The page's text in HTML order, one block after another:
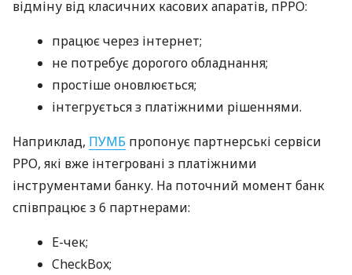
відміну від класичних касових апаратів, пРРО:
працює через інтернет;
не потребує дорогого обладнання;
простіше оновлюється;
інтегрується з платіжними рішеннями.
Наприклад, ПУМБ пропонує партнерські сервіси
РРО, які вже інтегровані з платіжними
інструментами банку. На поточний момент банк
співпрацює з 6 партнерами:
E-чек;
CheckBox;